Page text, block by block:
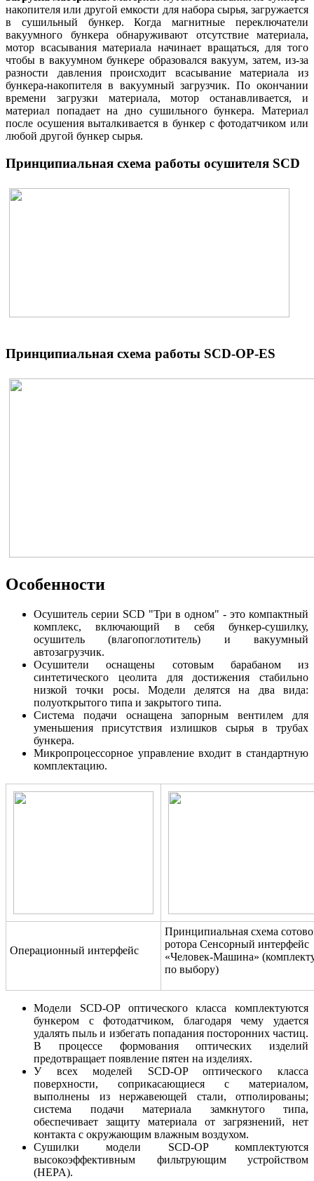
накопителя или другой емкости для набора сырья, загружается
в сушильный бункер. Когда магнитные переключатели
вакуумного бункера обнаруживают отсутствие материала,
мотор всасывания материала начинает вращаться, для того
чтобы в вакуумном бункере образовался вакуум, затем, из-за
разности давления происходит всасывание материала из
бункера-накопителя в вакуумный загрузчик. По окончании
времени загрузки материала, мотор останавливается, и
материал попадает на дно сушильного бункера. Материал
после осушения выталкивается в бункер с фотодатчиком или
любой другой бункер сырья.
Принципиальная схема работы осушителя SCD
Принципиальная схема работы SCD-OP-ES
Особенности
Осушитель серии SCD "Три в одном" - это компактный
комплекс, включающий в себя бункер-сушилку,
осушитель (влагопоглотитель) и вакуумный
автозагрузчик.
Осушители оснащены сотовым барабаном из
синтетического цеолита для достижения стабильно
низкой точки росы. Модели делятся на два вида:
полуоткрытого типа и закрытого типа.
Система подачи оснащена запорным вентилем для
уменьшения присутствия излишков сырья в трубах
бункера.
Микропроцессорное управление входит в стандартную
комплектацию.
Операционный интерфейс
Принципиальная схема
ротора Сенсорный интерфейс
«Человек-Машина»
по выбору)
Модели SCD-OP оптического класса комплектуются
бункером с фотодатчиком, благодаря чему удается
удалять пыль и избегать попадания посторонних частиц.
В процессе формования оптических изделий
предотвращает появление пятен на изделиях.
У всех моделей SCD-OP оптического класса
поверхности, соприкасающиеся с материалом,
выполнены из нержавеющей стали, отполированы;
система подачи материала замкнутого типа,
обеспечивает защиту материала от загрязнений, нет
контакта с окружающим влажным воздухом.
Сушилки модели SCD-OP комплектуются
высокоэффективным фильтрующим устройством
(HEPA).